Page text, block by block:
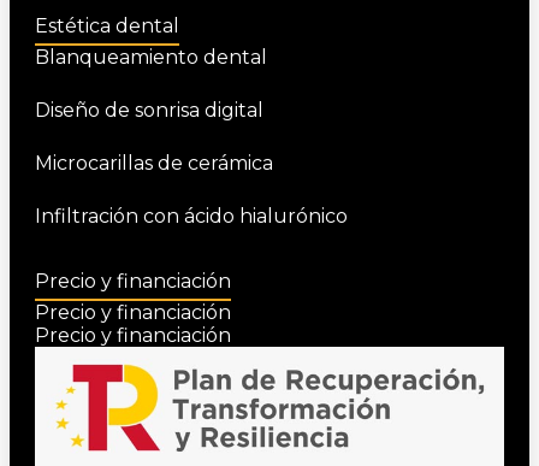
Estética dental
Blanqueamiento dental
Diseño de sonrisa digital
Microcarillas de cerámica
Infiltración con ácido hialurónico
Precio y financiación
Precio y financiación
Precio y financiación